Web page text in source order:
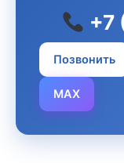
+7
Позвонить
MAX